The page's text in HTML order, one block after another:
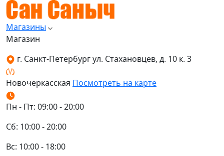
Магазины
Магазин
г. Санкт-Петербург ул. Стахановцев, д. 10 к. 3
Новочеркасская Посмотреть на карте
Пн - Пт: 09:00 - 20:00
Сб: 10:00 - 20:00
Вс: 10:00 - 18:00